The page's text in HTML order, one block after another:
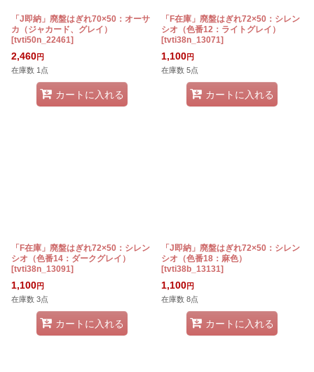
「J即納」廃盤はぎれ70×50：オーサ
カ（ジャカード、グレイ）
[tvti50n_22461]
2,460円
在庫数 1点
カートに入れる
「F在庫」廃盤はぎれ72×50：シレン
シオ（色番12：ライトグレイ）
[tvti38n_13071]
1,100円
在庫数 5点
カートに入れる
「F在庫」廃盤はぎれ72×50：シレン
シオ（色番14：ダークグレイ）
[tvti38n_13091]
1,100円
在庫数 3点
カートに入れる
「J即納」廃盤はぎれ72×50：シレン
シオ（色番18：麻色）
[tvti38b_13131]
1,100円
在庫数 8点
カートに入れる